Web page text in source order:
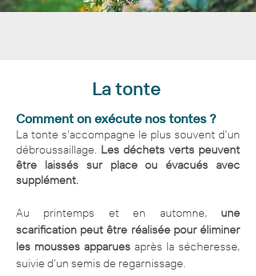
La tonte
Comment on exécute nos tontes ?
La tonte s’accompagne le plus souvent d’un
débroussaillage. Les déchets verts peuvent
être laissés sur place ou évacués avec
supplément.
Au printemps et en automne, une
scarification peut être réalisée pour éliminer
les mousses apparues après la sécheresse,
suivie d’un semis de regarnissage.